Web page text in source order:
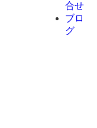
合せ
ブロ
グ